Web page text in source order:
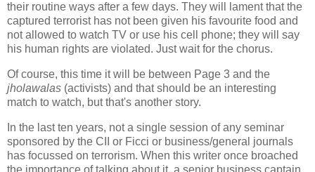
their routine ways after a few days. They will lament that the
captured terrorist has not been given his favourite food and
not allowed to watch TV or use his cell phone; they will say
his human rights are violated. Just wait for the chorus.
Of course, this time it will be between Page 3 and the
jholawalas (activists) and that should be an interesting
match to watch, but that's another story.
In the last ten years, not a single session of any seminar
sponsored by the CII or Ficci or business/general journals
has focussed on terrorism. When this writer once broached
the importance of talking about it, a senior business captain